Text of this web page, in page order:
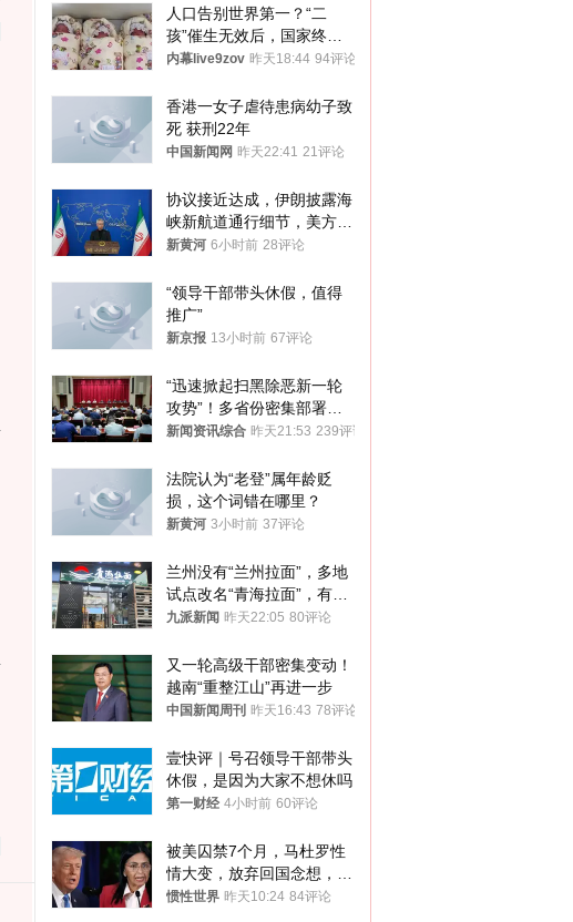
人口告别世界第一？“二
孩”催生无效后，国家终于
向住房出手了！
内幕live9zov 昨天18:44 94评论
香港一女子虐待患病幼子致
死 获刑22年
中国新闻网 昨天22:41 21评论
协议接近达成，伊朗披露海
峡新航道通行细节，美方再
提“倒计时”
新黄河 6小时前 28评论
“领导干部带头休假，值得
推广”
新京报 13小时前 67评论
“迅速掀起扫黑除恶新一轮
攻势”！多省份密集部署，
公布举报方式
新闻资讯综合 昨天21:53 239评论
法院认为“老登”属年龄贬
损，这个词错在哪里？
新黄河 3小时前 37评论
兰州没有“兰州拉面”，多地
试点改名“青海拉面”，有商
家改名已两年
九派新闻 昨天22:05 80评论
又一轮高级干部密集变动！
越南“重整江山”再进一步
中国新闻周刊 昨天16:43 78评论
壹快评｜号召领导干部带头
休假，是因为大家不想休吗
第一财经 4小时前 60评论
被美囚禁7个月，马杜罗性
情大变，放弃回国念想，最
后嘱托已公开
惯性世界 昨天10:24 84评论